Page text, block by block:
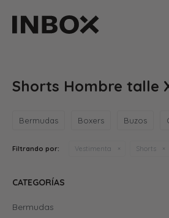
Shorts Hombre talle
Bermudas Boxers Buzos
Filtrando por: Vestimenta Shorts
CATEGORÍAS
Bermudas